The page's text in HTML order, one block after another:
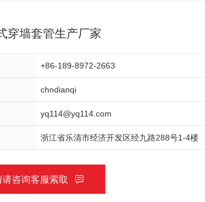
穿墙套管生产厂家
+86-189-8972-2663
chndianqi
yq114@yq114.com
浙江省乐清市经济开发区经九路288号1-4楼
咨询客服索取